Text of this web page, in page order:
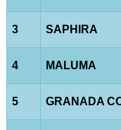
3 SAPHIRA
4 MALUMA
5 GRANADA